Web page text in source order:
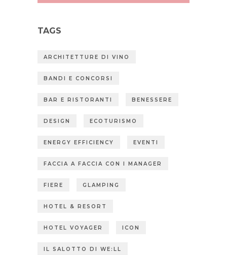
TAGS
ARCHITETTURE DI VINO
BANDI E CONCORSI
BAR E RISTORANTI BENESSERE
DESIGN ECOTURISMO
ENERGY EFFICIENCY EVENTI
FACCIA A FACCIA CON I MANAGER
FIERE GLAMPING
HOTEL & RESORT
HOTEL VOYAGER ICON
IL SALOTTO DI WE:LL